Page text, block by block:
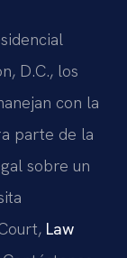
D.C., los
con la
parte de la
sobre un
Law